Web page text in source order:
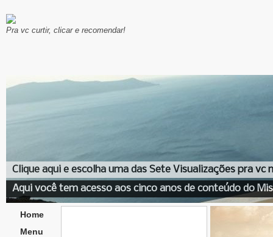
Pra vc curtir, clicar e recomendar!
Clique aqui e escolha uma das Sete Visualizações pra vc
Aqui você tem acesso aos cinco anos de conteúdo do
Home
Menu